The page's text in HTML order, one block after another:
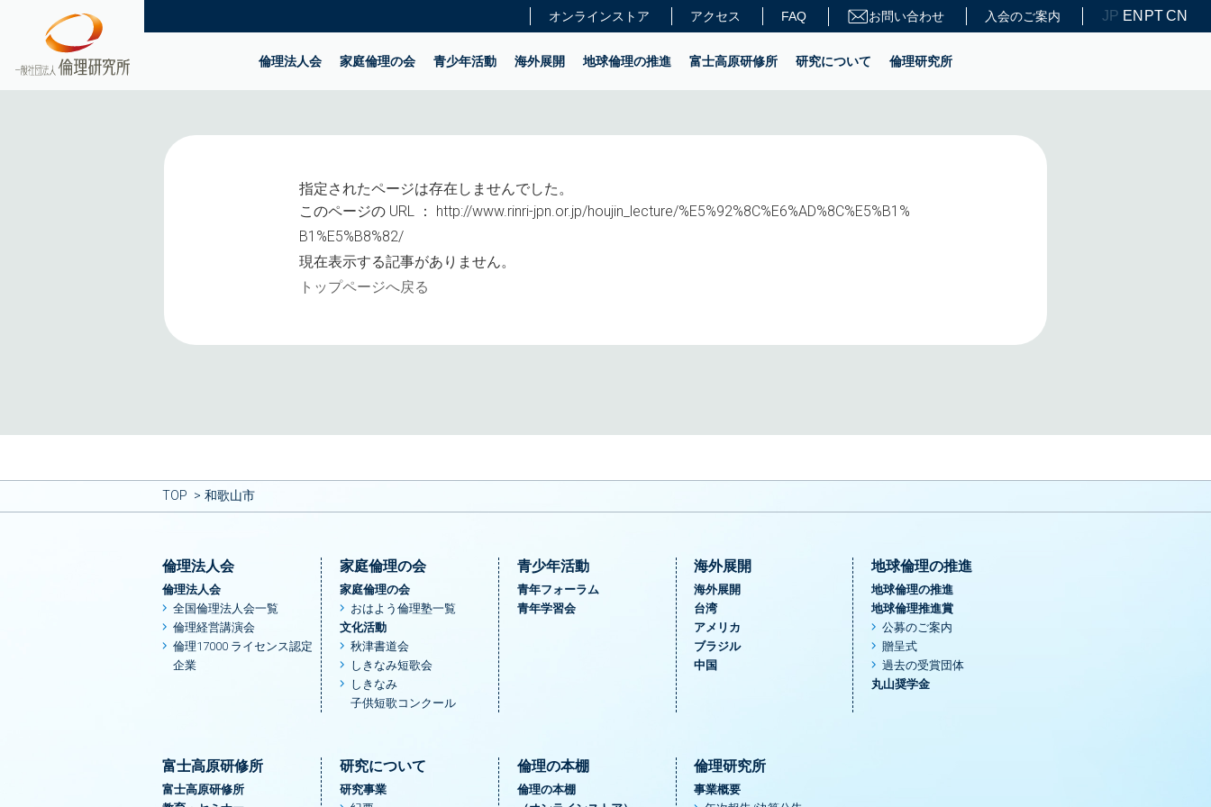
オンラインストア アクセス FAQ お問い合わせ 入会のご案内 JP EN PTCN
倫理法人会 家庭倫理の会 青少年活動 海外展開 地球倫理の推進 富士高原研修所 研究について 倫理研究所
指定されたページは存在しませんでした。
このページの URL ： http://www.rinri-jpn.or.jp/houjin_lecture/%E5%92%8C%E6%AD%8C%E5%B1%
B1%E5%B8%82/
現在表示する記事がありません。
トップページへ戻る
TOP 和歌山市
倫理法人会
倫理法人会
全国倫理法人会一覧
倫理経営講演会
倫理17000 ライセンス認定
企業
家庭倫理の会
家庭倫理の会
おはよう倫理塾一覧
文化活動
秋津書道会
しきなみ短歌会
しきなみ
子供短歌コンクール
青少年活動
青年フォーラム
青年学習会
海外展開
海外展開
台湾
アメリカ
ブラジル
中国
地球倫理の推進
地球倫理の推進
地球倫理推進賞
公募のご案内
贈呈式
過去の受賞団体
丸山奨学金
富士高原研修所
富士高原研修所
研究について
研究事業
倫理の本棚
倫理の本棚
倫理研究所
事業概要